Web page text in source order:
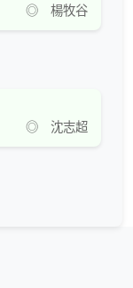
◎ 楊牧谷
◎ 沈志超